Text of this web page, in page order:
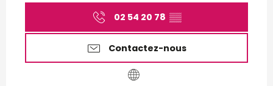
02 54 20 78 ▒▒
Contactez-nous